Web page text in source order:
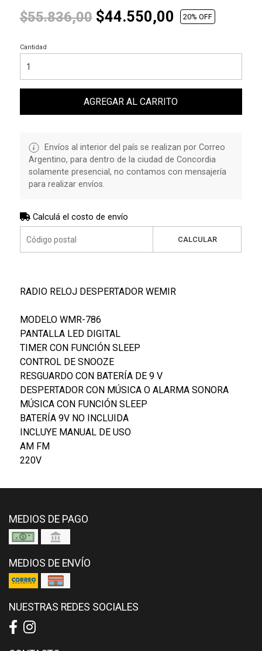
$55.836,00$44.550,00 20% OFF
Cantidad
AGREGAR AL CARRITO
Envíos al interior del país se realizan por Correo
Argentino, para dentro de la ciudad de Concordia
solamente presencial, no contamos con mensajería
para realizar envíos.
Calculá el costo de envío
CALCULAR
RADIO RELOJ DESPERTADOR WEMIR
MODELO WMR-786
PANTALLA LED DIGITAL
TIMER CON FUNCIÓN SLEEP
CONTROL DE SNOOZE
RESGUARDO CON BATERÍA DE 9 V
DESPERTADOR CON MÚSICA O ALARMA SONORA
MÚSICA CON FUNCIÓN SLEEP
BATERÍA 9V NO INCLUIDA
INCLUYE MANUAL DE USO
AM FM
220V
MEDIOS DE PAGO
MEDIOS DE ENVÍO
NUESTRAS REDES SOCIALES